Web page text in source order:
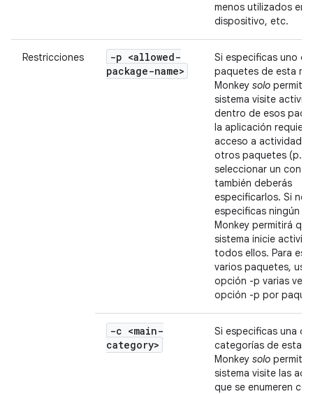
menos utilizados en
dispositivo, etc.
Restricciones
-p <allowed-
package-name>
Si especificas uno o
paquetes de esta
Monkey solo
sistema visite
dentro de esos
la aplicación requiere
acceso a
otros paquetes (p.
seleccionar un
también deberás
especificarlos. Si no
especificas ningún
Monkey permitirá
sistema inicie
todos ellos. Para
varios paquetes, usa
opción -p varias
opción -p por
-c <main-
category>
Si especificas una o
categorías de esta
Monkey solo
sistema visite las
que se enumeren